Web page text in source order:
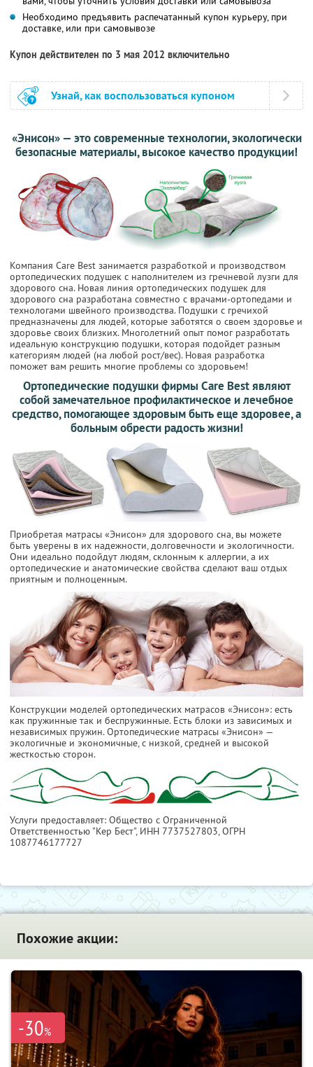
Необходимо предъявить распечатанный купон курьеру, при
доставке, или при самовывозе
Купон действителен по 3 мая 2012 включительно
Узнай, как воспользоваться купоном
«Энисон» — это современные технологии, экологически
безопасные материалы, высокое качество продукции!
Компания Care Best занимается разработкой и производством
ортопедических подушек с наполнителем из гречневой лузги для
здорового сна. Новая линия ортопедических подушек для
здорового сна разработана совместно с врачами-ортопедами и
технологами швейного производства. Подушки с гречихой
предназначены для людей, которые заботятся о своем здоровье и
здоровье своих близких. Многолетний опыт помог разработать
идеальную конструкцию подушки, которая подойдет разным
категориям людей (на любой рост/вес). Новая разработка
поможет вам решить многие проблемы со здоровьем!
Ортопедические подушки фирмы Care Best являют
собой замечательное профилактическое и лечебное
средство, помогающее здоровым быть еще здоровее, а
больным обрести радость жизни!
Приобретая матрасы «Энисон» для здорового сна, вы можете
быть уверены в их надежности, долговечности и экологичности.
Они идеально подойдут людям, склонным к аллергии, а их
ортопедические и анатомические свойства сделают ваш отдых
приятным и полноценным.
Конструкции моделей ортопедических матрасов «Энисон»: есть
как пружинные так и беспружинные. Есть блоки из зависимых и
независимых пружин. Ортопедические матрасы «Энисон» —
экологичные и экономичные, с низкой, средней и высокой
жесткостью сторон.
Услуги предоставляет: Общество с Ограниченной
Ответственностью "Кер Бест", ИНН 7737527803, ОГРН
1087746177727
Похожие акции:
-30%